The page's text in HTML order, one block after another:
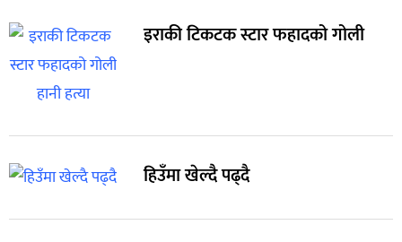
इराकी टिकटक स्टार फहादको गोली
हिउँमा खेल्दै पढ्दै